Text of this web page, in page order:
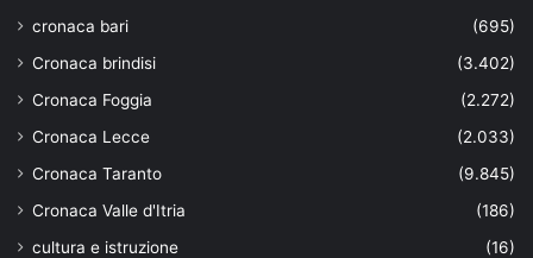
cronaca bari
(695)
Cronaca brindisi
(3.402)
Cronaca Foggia
(2.272)
Cronaca Lecce
(2.033)
Cronaca Taranto
(9.845)
Cronaca Valle d'Itria
(186)
cultura e istruzione
(16)